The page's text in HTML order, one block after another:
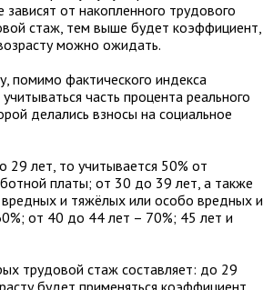
от накопленного трудового
стаж, тем выше будет коэффициент,
можно ожидать.
помимо фактического индекса
часть процента реального
делались взносы на социальное
29 лет, то учитывается 50% от
платы; от 30 до 39 лет, а также
вредных и тяжёлых или особо вредных и
от 40 до 44 лет – 70%; 45 лет и
трудовой стаж составляет: до 29
будет применяться коэффициент